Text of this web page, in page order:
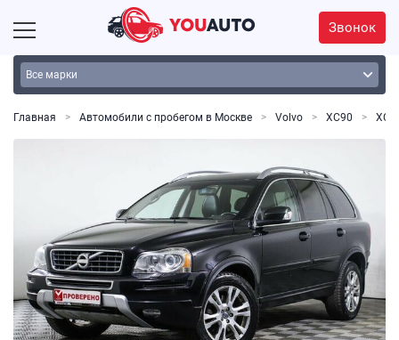
Звонок
Главная Автомобили с пробегом в Москве Volvo XC90